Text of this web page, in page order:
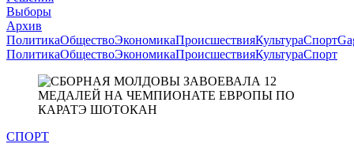
Выборы
Архив
ПолитикаОбществоЭкономикаПроисшествияКультураСпорт
ПолитикаОбществоЭкономикаПроисшествияКультураСпорт
СПОРТ